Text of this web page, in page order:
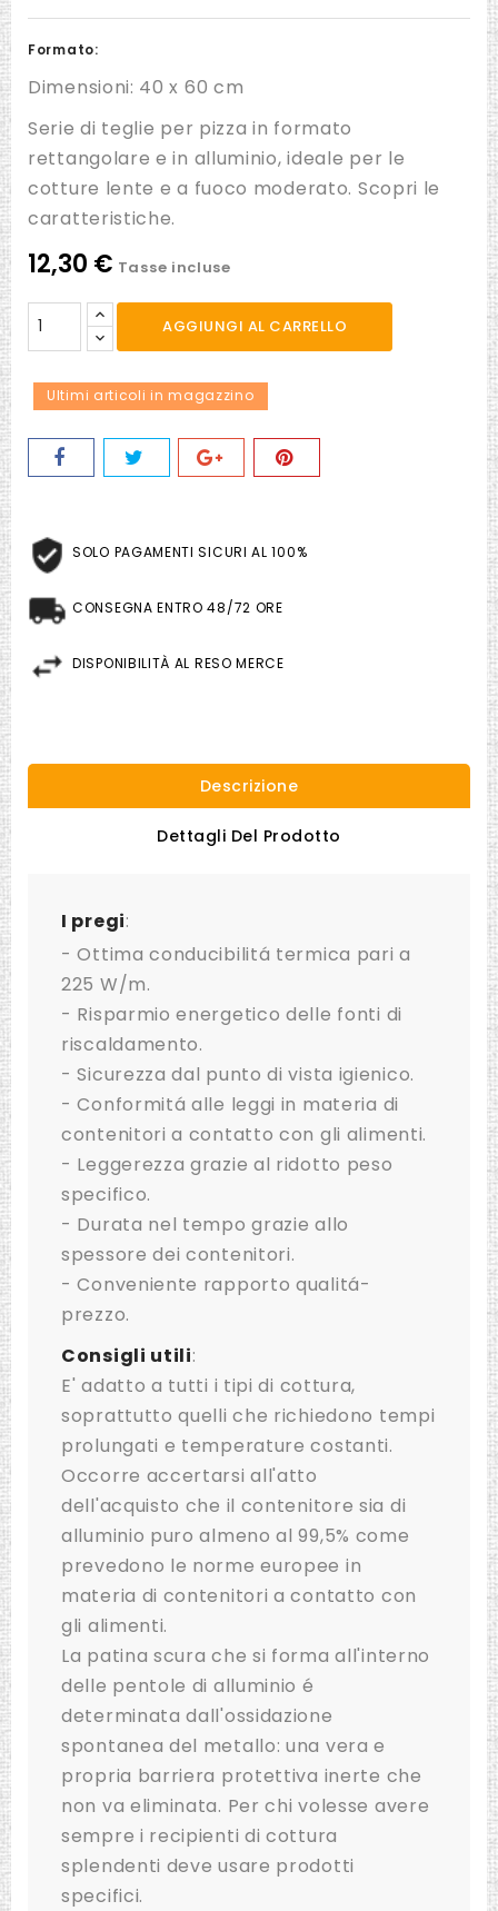
Formato:
Dimensioni: 40 x 60 cm
Serie di teglie per pizza in formato
rettangolare e in alluminio, ideale per le
cotture lente e a fuoco moderato. Scopri le
caratteristiche.
12,30 € Tasse incluse
AGGIUNGI AL CARRELLO
Ultimi articoli in magazzino
SOLO PAGAMENTI SICURI AL 100%
CONSEGNA ENTRO 48/72 ORE
DISPONIBILITÀ AL RESO MERCE
Descrizione
Dettagli Del Prodotto
I pregi:
- Ottima conducibilitá termica pari a
225 W/m.
- Risparmio energetico delle fonti di
riscaldamento.
- Sicurezza dal punto di vista igienico.
- Conformitá alle leggi in materia di
contenitori a contatto con gli alimenti.
- Leggerezza grazie al ridotto peso
specifico.
- Durata nel tempo grazie allo
spessore dei contenitori.
- Conveniente rapporto qualitá-
prezzo.
Consigli utili:
E' adatto a tutti i tipi di cottura,
soprattutto quelli che richiedono tempi
prolungati e temperature costanti.
Occorre accertarsi all'atto
dell'acquisto che il contenitore sia di
alluminio puro almeno al 99,5% come
prevedono le norme europee in
materia di contenitori a contatto con
gli alimenti.
La patina scura che si forma all'interno
delle pentole di alluminio é
determinata dall'ossidazione
spontanea del metallo: una vera e
propria barriera protettiva inerte che
non va eliminata. Per chi volesse avere
sempre i recipienti di cottura
splendenti deve usare prodotti
specifici.